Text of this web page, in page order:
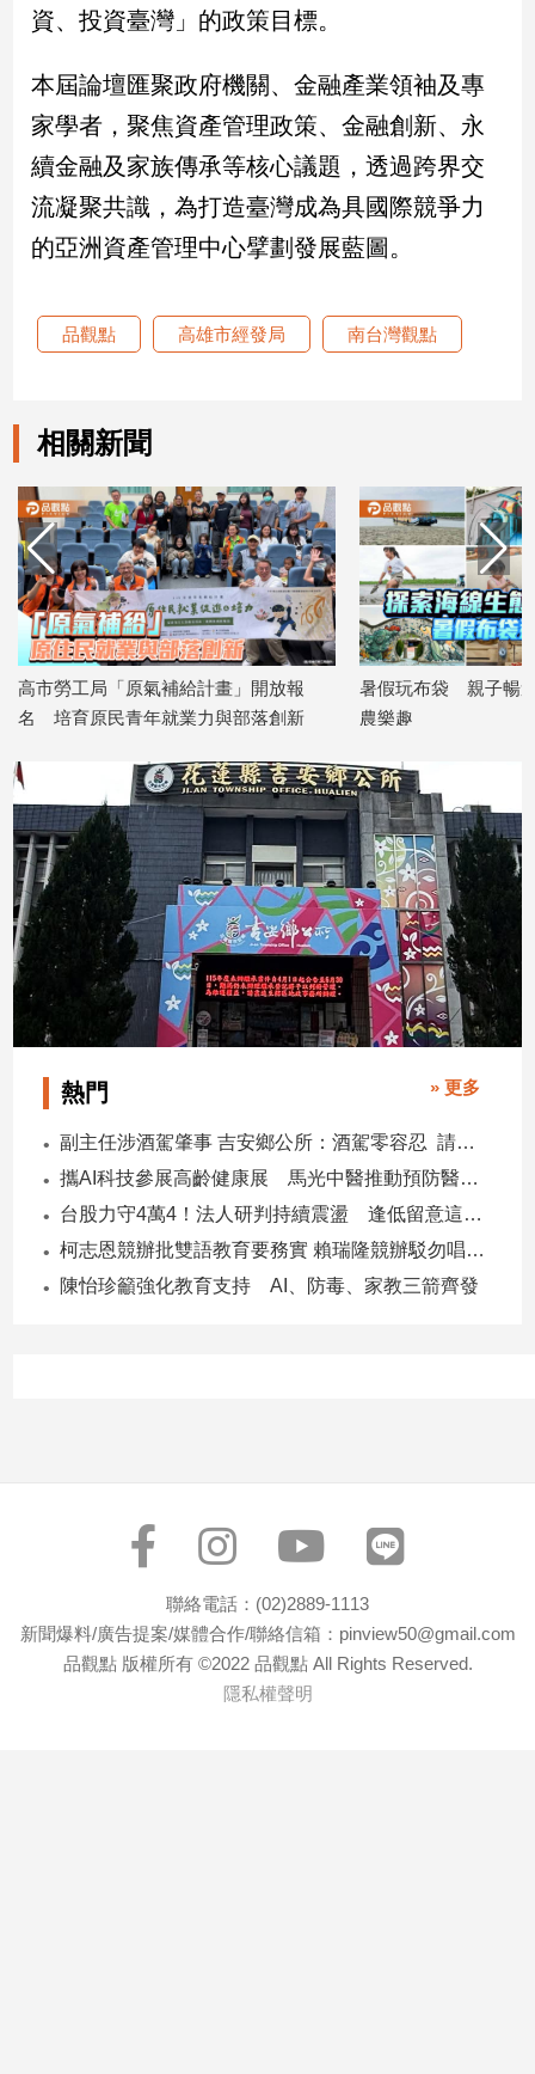
【我
觀
點】
資、投資臺灣」的政策目標。
本屆論壇匯聚政府機關、金融產業領袖及專
家學者，聚焦資產管理政策、金融創新、永
續金融及家族傳承等核心議題，透過跨界交
流凝聚共識，為打造臺灣成為具國際競爭力
的亞洲資產管理中心擘劃發展藍圖。
品觀點 高雄市經發局 南台灣觀點
相關新聞
高市勞工局「原氣補給計畫」開放報
名 培育原民青年就業力與部落創新
暑假玩布袋 親子暢
農樂趣
熱門 » 更多
副主任涉酒駕肇事 吉安鄉公所：酒駕零容忍 請辭獲准
攜AI科技參展高齡健康展 馬光中醫推動預防醫學迎接長壽新經濟
台股力守4萬4！法人研判持續震盪 逢低留意這些族群
柯志恩競辦批雙語教育要務實 賴瑞隆競辦駁勿唱衰高雄
陳怡珍籲強化教育支持 AI、防毒、家教三箭齊發
聯絡電話：(02)2889-1113
新聞爆料/廣告提案/媒體合作/聯絡信箱：pinview50@gmail.com
品觀點 版權所有 ©2022 品觀點 All Rights Reserved.
隱私權聲明